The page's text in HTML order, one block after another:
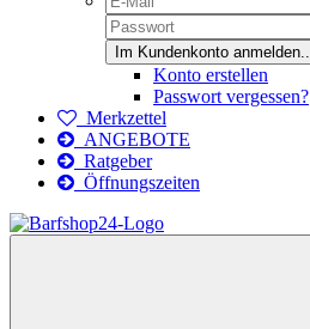
Konto erstellen
Passwort vergessen?
Merkzettel
ANGEBOTE
Ratgeber
Öffnungszeiten